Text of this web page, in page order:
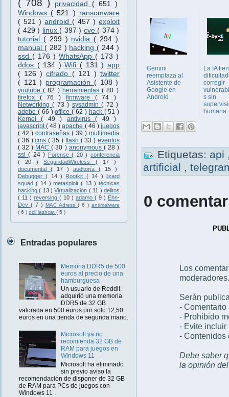
( 708 ) privacidad ( 651 )
Windows ( 521 ) ransomware
( 521 ) android ( 457 ) exploit
( 429 ) linux ( 397 ) cve ( 374 )
tutorial ( 299 ) nvidia ( 294 )
manual ( 282 ) hacking ( 244 )
ssd ( 176 ) WhatsApp ( 173 )
ddos ( 134 )Wifi ( 131 ) app
( 126 )cifrado ( 121 )twitter
( 121 ) programación ( 108 )
youtube( 82 ) herramientas( 80 )
firefox ( 76 ) firmware ( 74 )
Networking( 73 ) sysadmin( 72 )
adobe ( 66 )office( 62 ) hack ( 51 )
Kernel( 49 ) antivirus( 49 )
javascript( 48 )apache ( 46 ) juegos
( 42 ) contraseñas ( 39 ) multimedia
( 36 )cms( 35 ) flash ( 33 )eventos
( 32 ) MAC( 30 ) anonymous ( 28 )
ssl( 24 ) Forense( 20 ) conferencia
( 20 )SeguridadWireless ( 17 )
documental ( 17 ) auditoría ( 15 )
Debugger( 14 ) Rootkit ( 14 ) lizard
squad ( 14 )metasploit( 13 ) técnicas
hacking( 13 )Virtualización ( 11 ) delitos
( 11 ) reversing ( 10 ) adamo ( 9 ) Ehn-
Dev ( 7 ) MAC Adress ( 6 ) antimalware
( 6 ) oclHashcat ( 5 )
Entradas populares
Memoria DDR5 de 500
euros al precio de una
hamburguesa
Un usuario de Reddit
adquirió una memoria
DDR5 de 32 GB
valorada en 500 euros por solo 12,50
euros en una tienda de segunda mano.
Microsoft ya no
recomienda 32 GB de
RAM para juegos en
Windows 11
Microsoft ha eliminado
sin previo aviso la
recomendación de disponer de 32 GB
de RAM para PCs de juegos con
Windows 11 .
Gemini
reemplaza al
Asistente de
Google en
Android
La IA
corregir
s sin
humana
Etiquetas: api
artificial ,
0
Los
moderadores.
Serán
- Comentario
- Prohibido
- Evite incluir
- Contenidos
Debe saber
la opinión